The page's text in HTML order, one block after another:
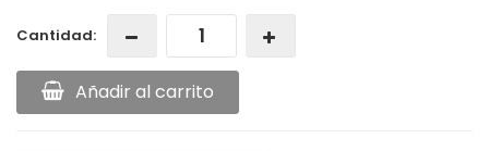
Cantidad:
Añadir al carrito